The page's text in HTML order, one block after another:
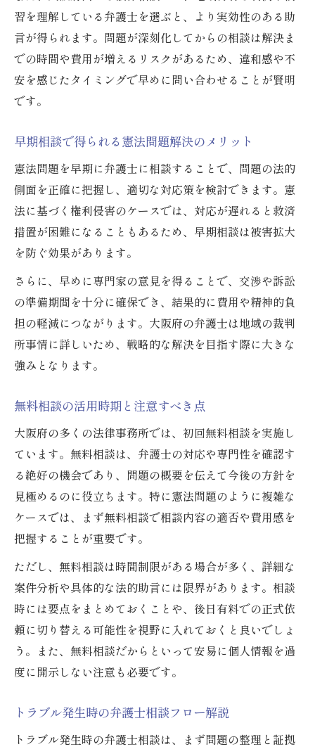
習を理解している弁護士を選ぶと、より実効性のある助
言が得られます。問題が深刻化してからの相談は解決ま
での時間や費用が増えるリスクがあるため、違和感や不
安を感じたタイミングで早めに問い合わせることが賢明
です。
早期相談で得られる憲法問題解決のメリット
憲法問題を早期に弁護士に相談することで、問題の法的
側面を正確に把握し、適切な対応策を検討できます。憲
法に基づく権利侵害のケースでは、対応が遅れると救済
措置が困難になることもあるため、早期相談は被害拡大
を防ぐ効果があります。
さらに、早めに専門家の意見を得ることで、交渉や訴訟
の準備期間を十分に確保でき、結果的に費用や精神的負
担の軽減につながります。大阪府の弁護士は地域の裁判
所事情に詳しいため、戦略的な解決を目指す際に大きな
強みとなります。
無料相談の活用時期と注意すべき点
大阪府の多くの法律事務所では、初回無料相談を実施し
ています。無料相談は、弁護士の対応や専門性を確認す
る絶好の機会であり、問題の概要を伝えて今後の方針を
見極めるのに役立ちます。特に憲法問題のように複雑な
ケースでは、まず無料相談で相談内容の適否や費用感を
把握することが重要です。
ただし、無料相談は時間制限がある場合が多く、詳細な
案件分析や具体的な法的助言には限界があります。相談
時には要点をまとめておくことや、後日有料での正式依
頼に切り替える可能性を視野に入れておくと良いでしょ
う。また、無料相談だからといって安易に個人情報を過
度に開示しない注意も必要です。
トラブル発生時の弁護士相談フロー解説
トラブル発生時の弁護士相談は、まず問題の整理と証拠